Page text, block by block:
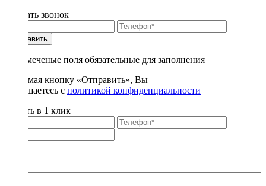
Заказать звонок
Отправить
* - отмеченые поля обязательные для заполнения
Нажимая кнопку «Отправить», Вы
соглашаетесь с политикой конфиденциальности
Купить в 1 клик